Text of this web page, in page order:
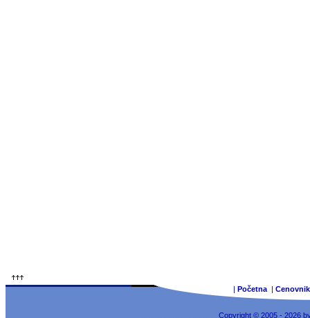
| Početna| Cenovnik
Copyright © 2005 - 2026